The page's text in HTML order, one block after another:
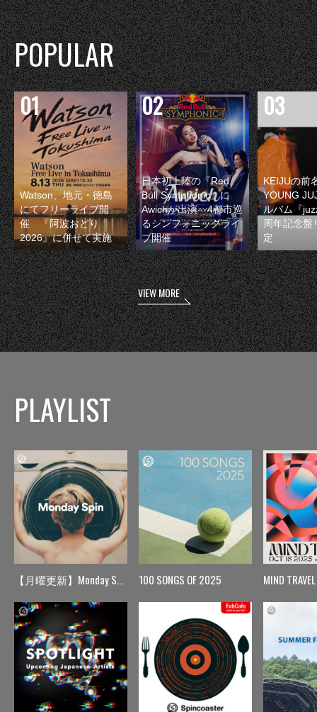
POPULAR
Watson、地元・徳島
にてフリーライブ開
催 『阿波おどり
2026』に併せて実施
日本初上陸の『Red
Bull Symphonic』に
Awichが出演 4都市巡
るシンフォニックライ
ブ開催
KEIJUの前
YOUNG
ルバム『
周年記念盤
定
VIEW MORE
PLAYLIST
【月曜更新】Monday Spin 100 SONGS OF 2025 MIND TRAVEL